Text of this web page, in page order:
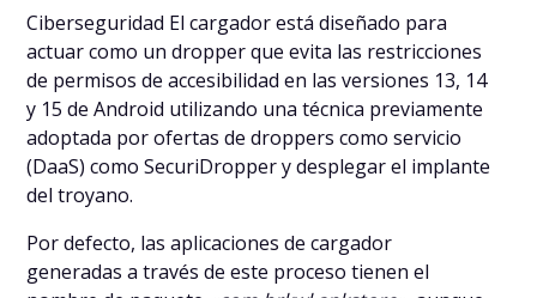
Ciberseguridad El cargador está diseñado para
actuar como un dropper que evita las restricciones
de permisos de accesibilidad en las versiones 13, 14
y 15 de Android utilizando una técnica previamente
adoptada por ofertas de droppers como servicio
(DaaS) como SecuriDropper y desplegar el implante
del troyano.
Por defecto, las aplicaciones de cargador
generadas a través de este proceso tienen el